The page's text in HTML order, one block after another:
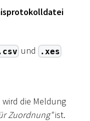
und .xes
die Meldung
Zuordnung"ist.